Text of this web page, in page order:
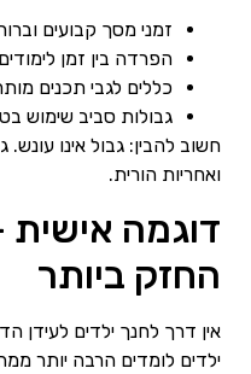
זמני מסך קבועים
הפרדה בין זמן
כללים לגבי תכנים
גבולות סביב שימוש
חשוב להבין: גבול אינו
ואחריות הורית.
דוגמה אישית
החזק ביותר
אין דרך לחנך ילדים לעידן
ילדים לומדים הרבה יותר